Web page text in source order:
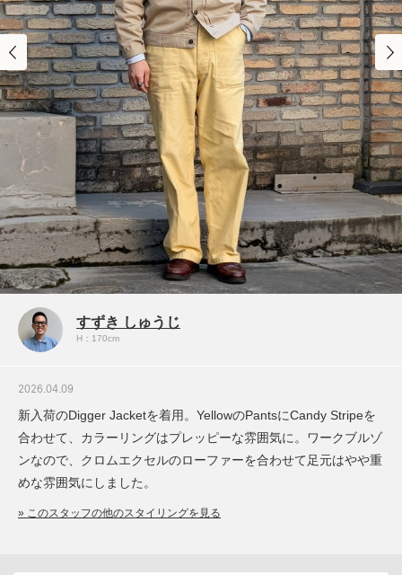
すずき しゅうじ
H：170cm
2026.04.09
新入荷のDigger Jacketを着用。YellowのPantsにCandy Stripeを
合わせて、カラーリングはプレッピーな雰囲気に。ワークブルゾ
ンなので、クロムエクセルのローファーを合わせて足元はやや重
めな雰囲気にしました。
» このスタッフの他のスタイリングを見る